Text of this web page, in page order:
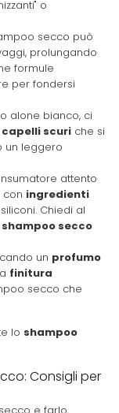
o
secco può
prolungando
formule
per fondersi
alone bianco, ci
scuri che si
un leggero
attento
con ingredienti
Chiedi al
shampoo secco
un profumo
finitura
secco che
lo shampoo
Consigli per